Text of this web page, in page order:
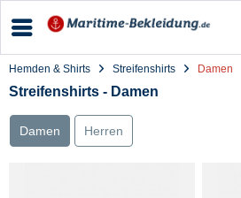
Hemden & Shirts Streifenshirts Damen
Streifenshirts - Damen
Damen Herren